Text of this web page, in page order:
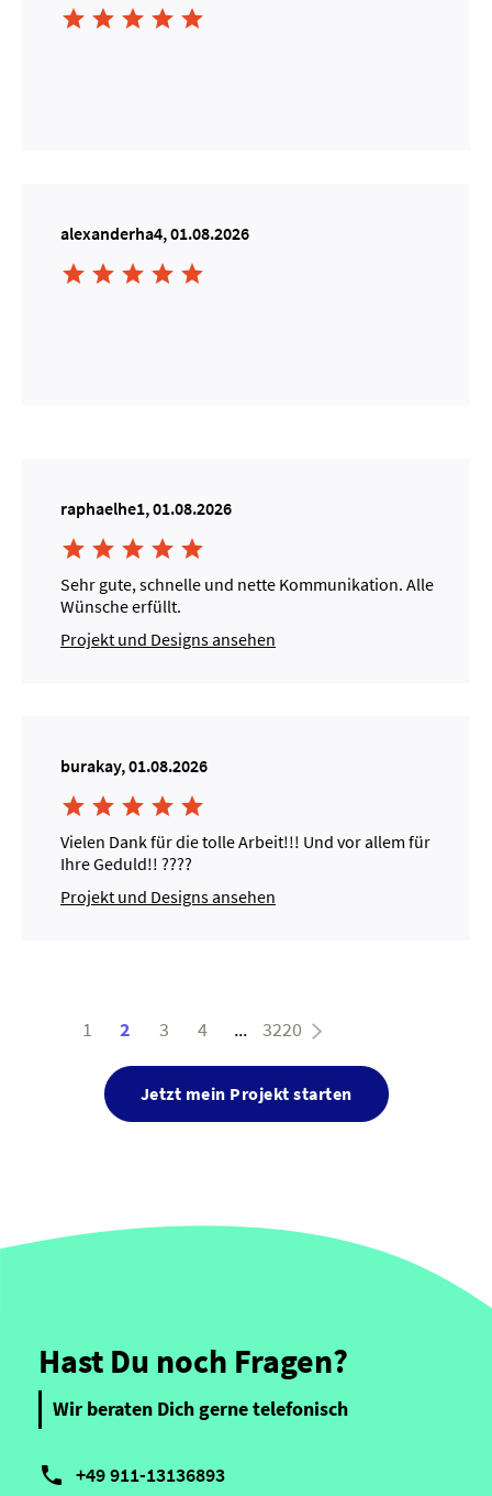
    
alexanderha4, 01.08.2026
    
raphaelhe1, 01.08.2026
    
Sehr gute, schnelle und nette Kommunikation. Alle
Wünsche erfüllt.
Projekt und Designs ansehen
burakay, 01.08.2026
    
Vielen Dank für die tolle Arbeit!!! Und vor allem für
Ihre Geduld!! ????
Projekt und Designs ansehen
1 2 3 4 ... 3220
Jetzt mein Projekt starten
Hast Du noch Fragen?
Wir beraten Dich gerne telefonisch
 +49 911-13136893